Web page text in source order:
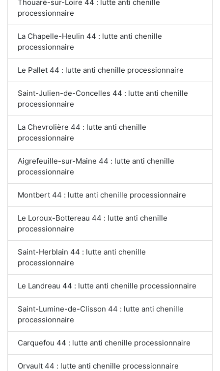
Thouaré-sur-Loire 44 : lutte anti chenille
processionnaire
La Chapelle-Heulin 44 : lutte anti chenille
processionnaire
Le Pallet 44 : lutte anti chenille processionnaire
Saint-Julien-de-Concelles 44 : lutte anti chenille
processionnaire
La Chevrolière 44 : lutte anti chenille
processionnaire
Aigrefeuille-sur-Maine 44 : lutte anti chenille
processionnaire
Montbert 44 : lutte anti chenille processionnaire
Le Loroux-Bottereau 44 : lutte anti chenille
processionnaire
Saint-Herblain 44 : lutte anti chenille
processionnaire
Le Landreau 44 : lutte anti chenille processionnaire
Saint-Lumine-de-Clisson 44 : lutte anti chenille
processionnaire
Carquefou 44 : lutte anti chenille processionnaire
Orvault 44 : lutte anti chenille processionnaire